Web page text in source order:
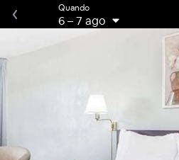
Quando
6–7 ago